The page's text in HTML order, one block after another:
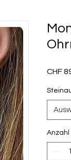
CHF
Anzahl